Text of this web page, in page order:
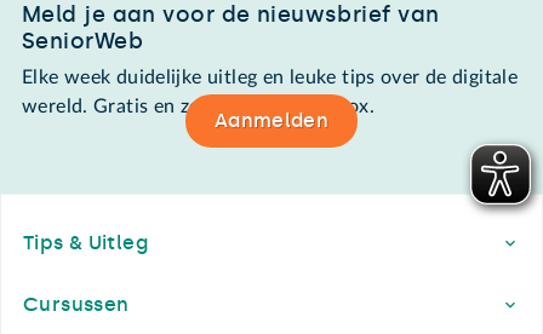
Meld je aan voor de nieuwsbrief van
SeniorWeb
Elke week duidelijke uitleg en leuke tips over de digitale
wereld. Gratis en zomaar in de mailbox.
Aanmelden
Tips & Uitleg
Cursussen